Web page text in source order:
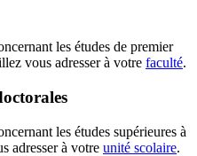
les études de premier
vous adresser à votre faculté.
les études supérieures à
adresser à votre unité scolaire.